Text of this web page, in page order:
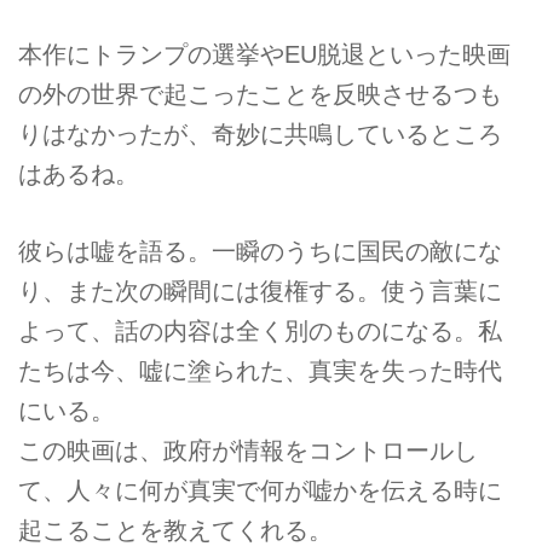
本作にトランプの選挙やEU脱退といった映画
の外の世界で起こったことを反映させるつも
りはなかったが、奇妙に共鳴しているところ
はあるね。
彼らは嘘を語る。一瞬のうちに国民の敵にな
り、また次の瞬間には復権する。使う言葉に
よって、話の内容は全く別のものになる。私
たちは今、嘘に塗られた、真実を失った時代
にいる。
この映画は、政府が情報をコントロールし
て、人々に何が真実で何が嘘かを伝える時に
起こることを教えてくれる。